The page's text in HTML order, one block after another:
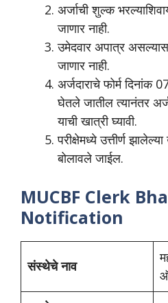
अर्जाची शुल्क
जाणार नाही.
उमेदवार अपात्र
जाणार नाही.
अर्जदाराचे फोर्म दिनांक
घेतले जातील त्यानंतर
याची खात्री घ्यावी.
परीक्षेमध्ये उत्तीर्ण
बोलावले जाईल.
MUCBF Clerk
Notification
संस्थेचे नाव